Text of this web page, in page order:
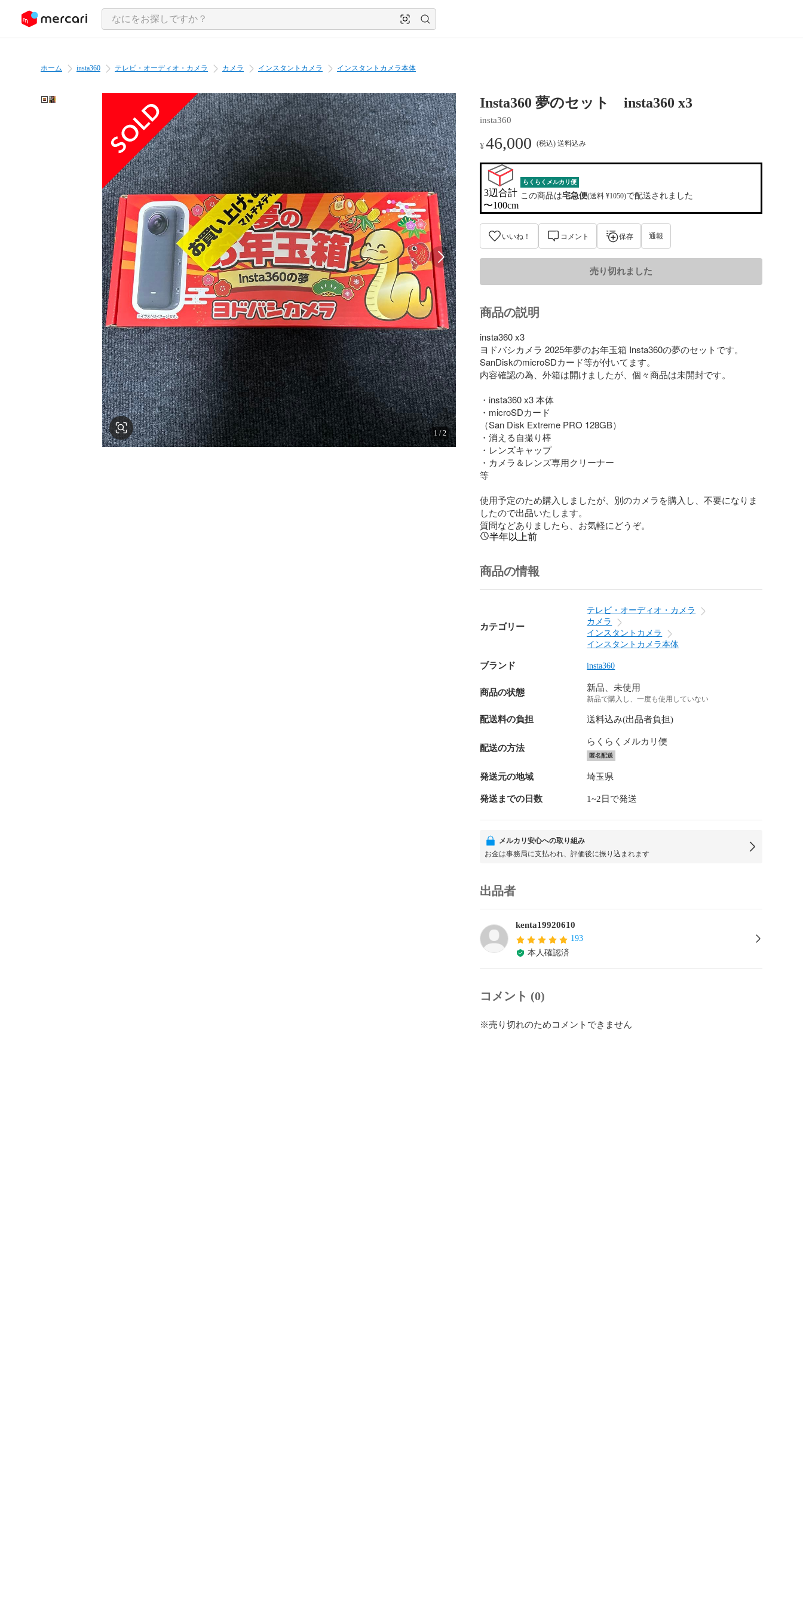
ツにスキップ
ホーム insta360 テレビ・オーディオ・カメラ カメラ インスタントカメラ インスタントカメラ本体
1/2
Insta360 夢のセット insta360 x3
insta360
¥46,000 (税込) 送料込み
3辺合計
〜100cm
らくらくメルカリ便
この商品は宅急便(送料 ¥1050)で配送されました
いいね！ コメント 保存 通報
売り切れました
商品の説明
insta360 x3
ヨドバシカメラ 2025年夢のお年玉箱 Insta360の夢のセットです。
SanDiskのmicroSDカード等が付いてます。
内容確認の為、外箱は開けましたが、個々商品は未開封です。
・insta360 x3 本体
・microSDカード
（San Disk Extreme PRO 128GB）
・消える自撮り棒
・レンズキャップ
・カメラ＆レンズ専用クリーナー
等
使用予定のため購入しましたが、別のカメラを購入し、不要になりま
したので出品いたします。
質問などありましたら、お気軽にどうぞ。
半年以上前
商品の情報
カテゴリー
テレビ・オーディオ・カメラ
カメラ
インスタントカメラ
インスタントカメラ本体
ブランド insta360
商品の状態 新品、未使用
新品で購入し、一度も使用していない
配送料の負担 送料込み(出品者負担)
配送の方法
らくらくメルカリ便
匿名配送
発送元の地域 埼玉県
発送までの日数 1~2日で発送
メルカリ安心への取り組み
お金は事務局に支払われ、評価後に振り込まれます
出品者
kenta19920610
193
本人確認済
コメント (0)
※売り切れのためコメントできません